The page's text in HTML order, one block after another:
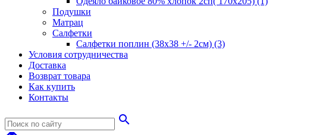
Подушки
Матрац
Салфетки
Салфетки поплин (38х38 +/- 2см) (3)
Условия сотрудничества
Доставка
Возврат товара
Как купить
Контакты
search